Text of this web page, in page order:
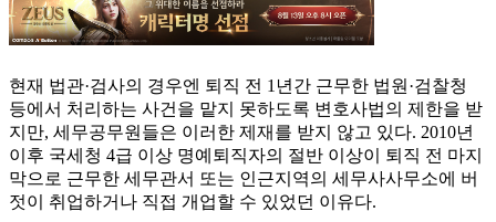
현재 법관·검사의 경우엔 퇴직 전 1년간 근무한 법원·검찰청
등에서 처리하는 사건을 맡지 못하도록 변호사법의 제한을 받
지만, 세무공무원들은 이러한 제재를 받지 않고 있다. 2010년
이후 국세청 4급 이상 명예퇴직자의 절반 이상이 퇴직 전 마지
막으로 근무한 세무관서 또는 인근지역의 세무사사무소에 버
젓이 취업하거나 직접 개업할 수 있었던 이유다.